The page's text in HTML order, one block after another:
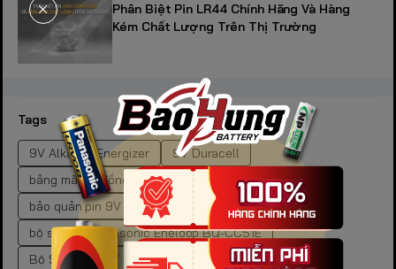
Phân Biệt Pin LR44 Chính Hãng Và Hàng
Kém Chất Lượng Trên Thị Trường
Tags
9V Alkaline Energizer
9V Duracell
bảng mã pin đồng hồ SR
bảng tra mã pin đồng hồ.
bảo quản pin 9V
bảo quản pin kiềm
bộ sạc pin Panasonic Eneloop BQ-CC51E
Bộ Sạc Pin AA / AAA Panasonic Eneloop